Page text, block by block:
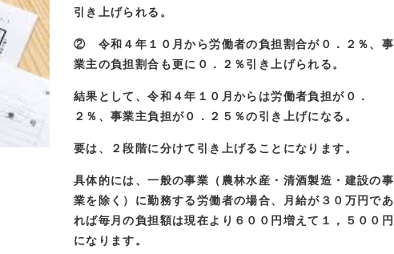
引き上げられる。
② 令和４年１０月から労働者の負担割合が０．２％、事
業主の負担割合も更に０．２％引き上げられる。
結果として、令和４年１０月からは労働者負担が０．
２％、事業主負担が０．２５％の引き上げになる。
要は、２段階に分けて引き上げることになります。
具体的には、一般の事業（農林水産・清酒製造・建設の事
業を除く）に勤務する労働者の場合、月給が３０万円であ
れば毎月の負担額は現在より６００円増えて１，５００円
になります。